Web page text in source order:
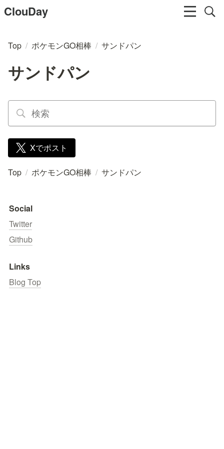
ClouDay
Top / ポケモンGO相棒 / サンドパン
サンドパン
Xでポスト
Top / ポケモンGO相棒 / サンドパン
Social
Twitter
Github
Links
Blog Top